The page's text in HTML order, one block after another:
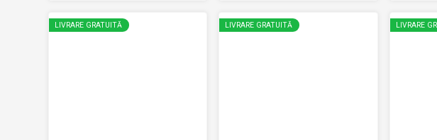
LIVRARE GRATUITĂ LIVRARE GRATUITĂ LIVRARE